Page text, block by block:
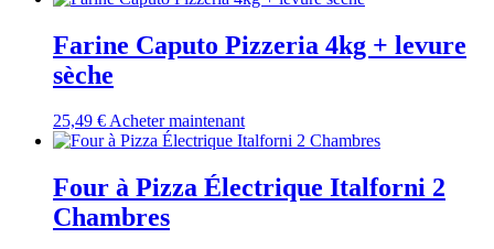
Farine Caputo Pizzeria 4kg + levure
sèche
25,49 €Acheter maintenant
Four à Pizza Électrique Italforni 2
Chambres